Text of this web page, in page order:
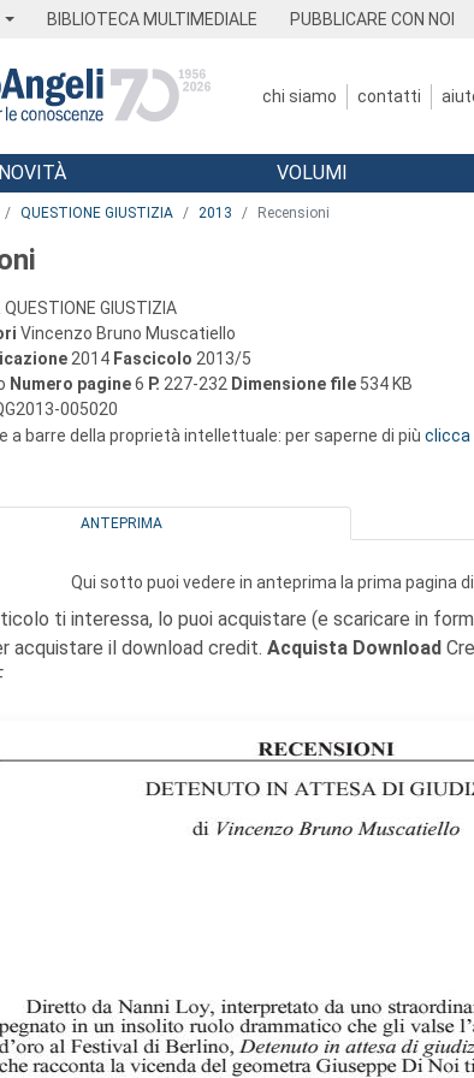
BIBLIOTECA MULTIMEDIALE PUBBLICARE CON NOI
chi siamo contatti
NOVITÀ VOLUMI
QUESTIONE GIUSTIZIA 2013 Recensioni
QUESTIONE GIUSTIZIA
Vincenzo Bruno Muscatiello
2014 Fascicolo 2013/5
Numero pagine6 P. 227-232 Dimensione file 534 KB
005020
a barre della proprietà intellettuale: per saperne di più clicca
ANTEPRIMA
Qui sotto puoi vedere in anteprima la prima pagina
ti interessa, lo puoi acquistare (e scaricare in
acquistare il download credit. Acquista Download